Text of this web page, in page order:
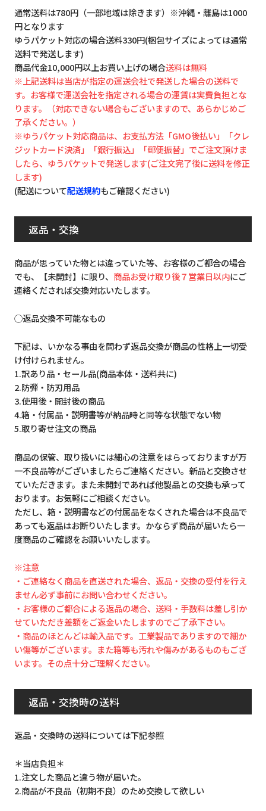
通常送料は780円（一部地域は除きます）※沖縄・離島は1000
円となります
ゆうパケット対応の場合送料330円(梱包サイズによっては通常
送料で発送します)
商品代金10,000円以上お買い上げの場合送料は無料
※上記送料は当店が指定の運送会社で発送した場合の送料で
す。お客様で運送会社を指定される場合の運賃は実費負担とな
ります。（対応できない場合もございますので、あらかじめご
了承ください。）
※ゆうパケット対応商品は、お支払方法「GMO後払い」「クレ
ジットカード決済」「銀行振込」「郵便振替」でご注文頂けま
したら、ゆうパケットで発送します(ご注文完了後に送料を修正
します)
(配送について配送規約もご確認ください)
返品・交換
商品が思っていた物とは違っていた等、お客様のご都合の場合
でも、【未開封】に限り、 商品お受け取り後７営業日以内にご
連絡くだされば交換対応いたします。
◯返品交換不可能なもの
下記は、いかなる事由を問わず返品交換が商品の性格上一切受
け付けられません。
1.訳あり品・セール品(商品本体・送料共に)
2.防弾・防刃用品
3.使用後・開封後の商品
4.箱・付属品・説明書等が納品時と同等な状態でない物
5.取り寄せ注文の商品
商品の保管、取り扱いには細心の注意をはらっておりますが万
一不良品等がございましたらご連絡ください。新品と交換させ
ていただきます。また未開封であれば他製品との交換も承って
おります。お気軽にご相談ください。
ただし、箱・説明書などの付属品をなくされた場合は不良品で
あっても返品はお断りいたします。かならず商品が届いたら一
度商品のご確認をお願いいたします。
※注意
・ご連絡なく商品を直送された場合、返品・交換の受付を行え
ません必ず事前にお問い合わせください。
・お客様のご都合による返品の場合、送料・手数料は差し引か
せていただき差額をご返金いたしますのでご了承下さい。
・商品のほとんどは輸入品です。工業製品でありますので細か
い傷等がございます。また箱等も汚れや傷みがあるものもござ
います。その点十分ご理解ください。
返品・交換時の送料
返品・交換時の送料については下記参照
＊当店負担＊
1.注文した商品と違う物が届いた。
2.商品が不良品（初期不良）のため交換して欲しい